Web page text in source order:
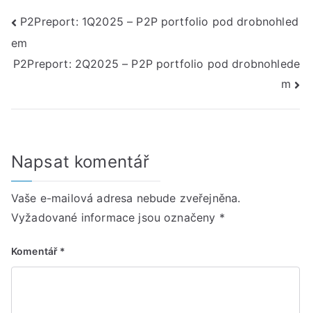
Navigace
pro
P2Preport: 1Q2025 – P2P portfolio pod drobnohled
em
P2Preport: 2Q2025 – P2P portfolio pod drobnohlede
m
Napsat komentář
Vaše e-mailová adresa nebude zveřejněna.
Vyžadované informace jsou označeny *
Komentář *